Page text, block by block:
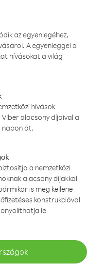
az egyenlegéhez,
A egyenleggel a
hívásokat a világ
hívások
alacsony díjaival a
napon át.
a nemzetközi
alacsony díjakkal
is meg kellene
konstrukcióval
le